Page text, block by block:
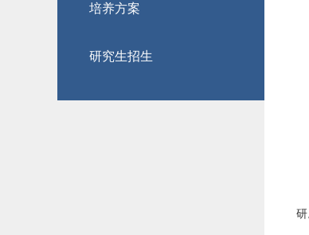
培养方案
研究生招生
研